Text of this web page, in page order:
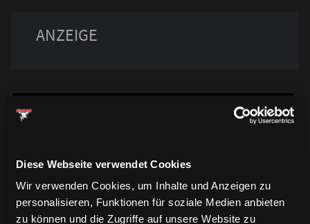
Diese Webseite verwendet Cookies
Wir verwenden Cookies, um Inhalte und Anzeigen zu
personalisieren, Funktionen für soziale Medien anbieten
zu können und die Zugriffe auf unsere Website zu
TRIKOTS
TRIKOTS
TRIKOTS